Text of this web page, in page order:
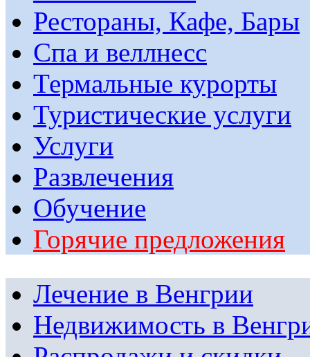
Рестораны, Кафе, Бары
Спа и веллнесс
Термальные курорты
Туристические услуги
Услуги
Развлечения
Обучение
Горячие предложения
Лечение в Венгрии
Недвижимость в